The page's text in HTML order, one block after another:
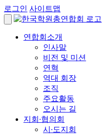
로그인 사이트맵
연합회소개
인사말
비전 및 미션
연혁
역대 회장
조직
주요활동
오시는 길
지회∙협의회
시∙도지회